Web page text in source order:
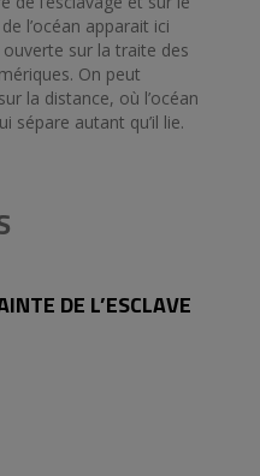
l’océan apparait ici
sur la traite des
On peut
la distance, où l’océan
sépare autant qu’il lie.
DE L’ESCLAVE